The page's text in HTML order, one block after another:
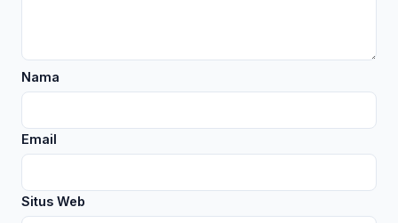
Nama
Email
Situs Web